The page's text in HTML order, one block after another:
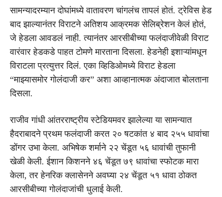
सामन्यादरम्यान दोघांमध्ये वातावरण चांगलंच तापलं होतं. ट्रेविस हेड
बाद झाल्यानंतर विराटने अतिशय आक्रमक सेलिब्रेशन केलं होतं,
जे हेडला आवडलं नाही. त्यानंतर आरसीबीच्या फलंदाजीवेळी विराट
वारंवार हेडकडे पाहत टोमणे मारताना दिसला. हेडनेही इशाऱ्यांमधून
विराटला प्रत्युत्तर दिलं. एका व्हिडिओमध्ये विराट हेडला
“माझ्यासमोर गोलंदाजी कर” अशा आव्हानात्मक अंदाजात बोलताना
दिसला.
राजीव गांधी आंतरराष्ट्रीय स्टेडियमवर झालेल्या या सामन्यात
हैदराबादने प्रथम फलंदाजी करत २० षटकांत ४ बाद २५५ धावांचा
डोंगर उभा केला. अभिषेक शर्माने २२ चेंडूत ५६ धावांची तुफानी
खेळी केली. ईशान किशनने ४६ चेंडूत ७९ धावांचा स्फोटक मारा
केला, तर हेनरिक क्लासेनने अवघ्या २४ चेंडूत ५१ धावा ठोकत
आरसीबीच्या गोलंदाजांची धुलाई केली.